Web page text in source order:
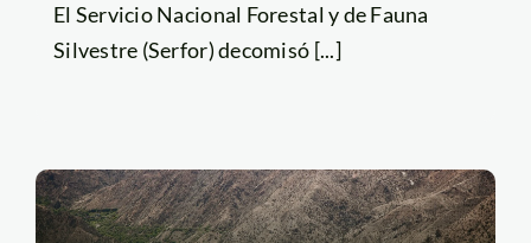
El Servicio Nacional Forestal y de Fauna
Silvestre (Serfor) decomisó [...]